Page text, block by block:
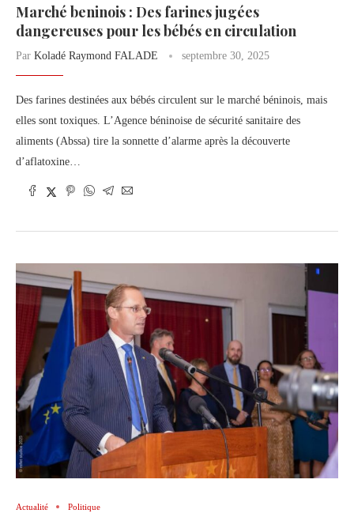
Marché beninois : Des farines jugées
dangereuses pour les bébés en circulation
Par Koladé Raymond FALADE septembre 30, 2025
Des farines destinées aux bébés circulent sur le marché béninois, mais
elles sont toxiques. L’Agence béninoise de sécurité sanitaire des
aliments (Abssa) tire la sonnette d’alarme après la découverte
d’aflatoxine…
Actualité Politique